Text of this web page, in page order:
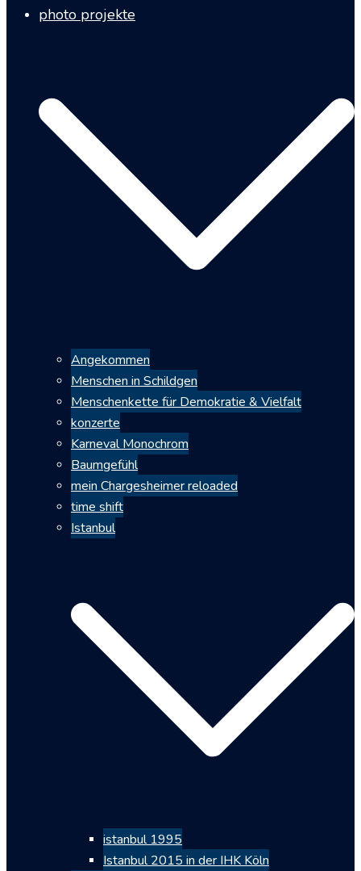
photo projekte
Angekommen
Menschen in Schildgen
Menschenkette für Demokratie & Vielfalt
konzerte
Karneval Monochrom
Baumgefühl
mein Chargesheimer reloaded
time shift
Istanbul
istanbul 1995
Istanbul 2015 in der IHK Köln